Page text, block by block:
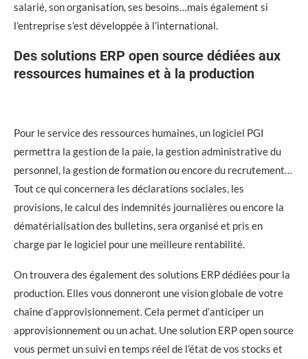
salarié, son organisation, ses besoins…mais également si
l’entreprise s’est développée à l’international.
Des solutions ERP open source dédiées aux
ressources humaines et à la production
Pour le service des ressources humaines, un logiciel PGI
permettra la gestion de la paie, la gestion administrative du
personnel, la gestion de formation ou encore du recrutement…
Tout ce qui concernera les déclarations sociales, les
provisions, le calcul des indemnités journalières ou encore la
dématérialisation des bulletins, sera organisé et pris en
charge par le logiciel pour une meilleure rentabilité.
On trouvera des également des solutions ERP dédiées pour la
production. Elles vous donneront une vision globale de votre
chaîne d’approvisionnement. Cela permet d’anticiper un
approvisionnement ou un achat. Une solution ERP open source
vous permet un suivi en temps réel de l’état de vos stocks et